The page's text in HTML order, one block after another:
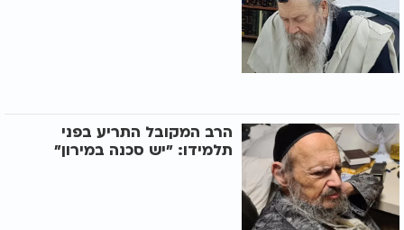
הרב המקובל התריע בפני
תלמידו: "יש סכנה במירון"